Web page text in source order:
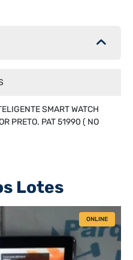
SMART WATCH
PRETO. PAT 51990 ( NO
Lotes
ONLINE